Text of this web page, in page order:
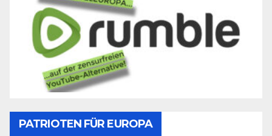
PATRIOTEN FÜR EUROPA